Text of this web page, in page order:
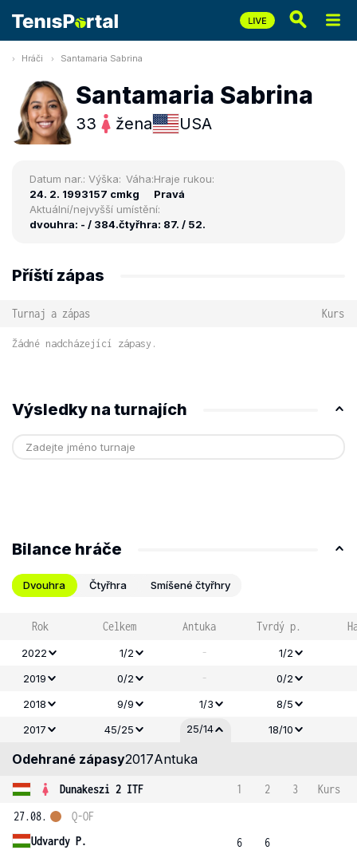
Hráči Santamaria Sabrina
Santamaria Sabrina
33 žena USA
Datum nar.:
24. 2. 1993
Výška:
157 cm
Váha:
kg
Hraje rukou:
Pravá
Aktuální/nejvyšší umístění:
dvouhra: - / 384.čtyřhra: 87. / 52.
Příští zápas
Turnaj a zápas Kurs
Žádné nadcházející zápasy.
Výsledky na turnajích
Bilance hráče
Dvouhra Čtyřhra Smíšené čtyřhry
Rok Celkem Antuka Tvrdý p.
2022 1/2 -
1/2
2019
0/2 -
0/2
2018
9/9 1/3
8/5
2017
45/25 25/14 18/10
Odehrané zápasy2017Antuka
Dunakeszi 2 ITF 1 2 3
Kurs
27.08.
Udvardy P.
Q-OF
6
6